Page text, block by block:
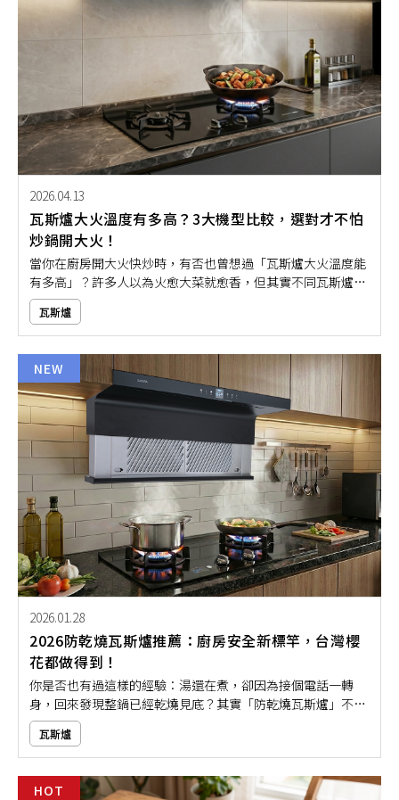
2026.04.13
瓦斯爐大火溫度有多高？3大機型比較，選對才不怕
炒鍋開大火！
當你在廚房開大火快炒時，有否也曾想過「瓦斯爐大火溫度能
有多高」？許多人以為火愈大菜就愈香，但其實不同瓦斯爐機
型的火力和溫度差異很大。尤其是愛炒菜的人，更應該搞清楚
瓦斯爐大火溫度能多高，才不會因為火開太大而燒壞鍋子。如
果你也想要火力全開，安心盡情的大火熱炒，那就挑選本文推
薦的瓦斯爐機型使用，讓你在家輕鬆掌握大廚般的精準火力！
瓦斯爐
NEW
2026.01.28
2026防乾燒瓦斯爐推薦：廚房安全新標竿，台灣櫻
花都做得到！
你是否也有過這樣的經驗：湯還在煮，卻因為接個電話一轉
身，回來發現整鍋已經乾燒見底？其實「防乾燒瓦斯爐」不只
是安全設計，更是一種貼心守護。因此，越來越多人在選購瓦
斯爐時，特別會優先考慮具備防乾燒功能的款式。想挑選到一
台理想的防乾燒瓦斯爐並不難，只要掌握本文推薦的幾個實用
重點，就能大大降低風險，讓你烹飪更安心、生活更省心！
瓦斯爐
HOT